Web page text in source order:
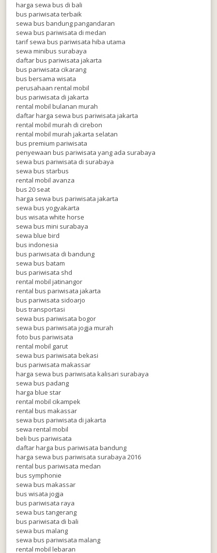
harga sewa bus di bali
bus pariwisata terbaik
sewa bus bandung pangandaran
sewa bus pariwisata di medan
tarif sewa bus pariwisata hiba utama
sewa minibus surabaya
daftar bus pariwisata jakarta
bus pariwisata cikarang
bus bersama wisata
perusahaan rental mobil
bus pariwisata di jakarta
rental mobil bulanan murah
daftar harga sewa bus pariwisata jakarta
rental mobil murah di cirebon
rental mobil murah jakarta selatan
bus premium pariwisata
penyewaan bus pariwisata yang ada surabaya
sewa bus pariwisata di surabaya
sewa bus starbus
rental mobil avanza
bus 20 seat
harga sewa bus pariwisata jakarta
sewa bus yogyakarta
bus wisata white horse
sewa bus mini surabaya
sewa blue bird
bus indonesia
bus pariwisata di bandung
sewa bus batam
bus pariwisata shd
rental mobil jatinangor
rental bus pariwisata jakarta
bus pariwisata sidoarjo
bus transportasi
sewa bus pariwisata bogor
sewa bus pariwisata jogja murah
foto bus pariwisata
rental mobil garut
sewa bus pariwisata bekasi
bus pariwisata makassar
harga sewa bus pariwisata kalisari surabaya
sewa bus padang
harga blue star
rental mobil cikampek
rental bus makassar
sewa bus pariwisata di jakarta
sewa rental mobil
beli bus pariwisata
daftar harga bus pariwisata bandung
harga sewa bus pariwisata surabaya 2016
rental bus pariwisata medan
bus symphonie
sewa bus makassar
bus wisata jogja
bus pariwisata raya
sewa bus tangerang
bus pariwisata di bali
sewa bus malang
sewa bus pariwisata malang
rental mobil lebaran